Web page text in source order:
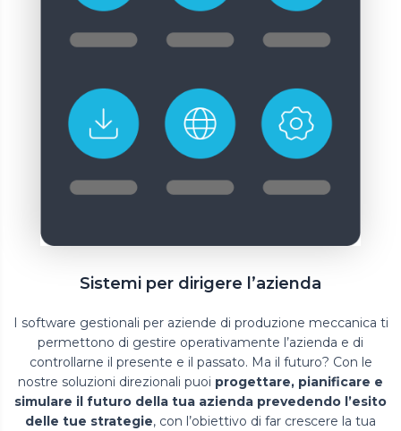
Sistemi per dirigere l’azienda
I software gestionali per aziende di produzione meccanica ti
permettono di gestire operativamente l’azienda e di
controllarne il presente e il passato. Ma il futuro? Con le
nostre soluzioni direzionali puoi progettare, pianificare e
simulare il futuro della tua azienda prevedendo l’esito
delle tue strategie, con l’obiettivo di far crescere la tua